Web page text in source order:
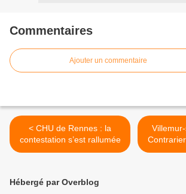
Commentaires
Ajouter un commentaire
< CHU de Rennes : la
contestation s’est rallumée
Contrarier
Hébergé par Overblog